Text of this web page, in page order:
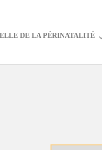
DE LA PÉRINATALITÉ